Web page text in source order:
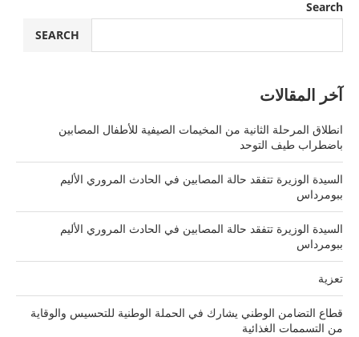
Search
SEARCH
آخر المقالات
انطلاق المرحلة الثانية من المخيمات الصيفية للأطفال المصابين
باضطراب طيف التوحد
السيدة الوزيرة تتفقد حالة المصابين في الحادث المروري الأليم
ببومرداس
السيدة الوزيرة تتفقد حالة المصابين في الحادث المروري الأليم
ببومرداس
تعزية
قطاع التضامن الوطني يشارك في الحملة الوطنية للتحسيس والوقاية
من التسممات الغذائية